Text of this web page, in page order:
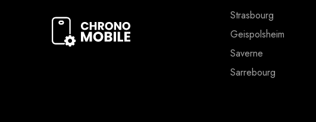
Strasbourg
Geispolsheim
Saverne
Sarrebourg